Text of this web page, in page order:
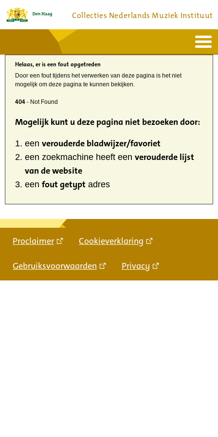
Collecties Nederlands Muziek Instituut
Home
Actueel
Bronnen en collecties
Dienstverlening
Bezoek
Over
Helaas, er is een fout opgetreden
Door een fout tijdens het verwerken van deze pagina is het niet
mogelijk om deze pagina te kunnen bekijken.
404 - Not Found
Mogelijk kunt u deze pagina niet bezoeken door:
een verouderde bladwijzer/favoriet
een zoekmachine heeft een verouderde lijst
van de website
een fout getypt adres
Proclaimer Cookieverklaring
Gebruiksvoorwaarden Privacy